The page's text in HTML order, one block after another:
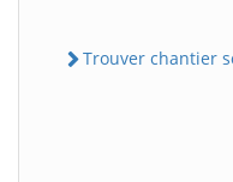
Trouver chantier